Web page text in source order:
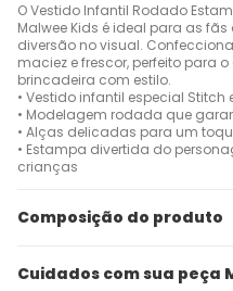
O Vestido Infantil Rodado
Malwee Kids é ideal para as
diversão no visual.
maciez e frescor, perfeito para
brincadeira com estilo.
• Vestido infantil especial
• Modelagem rodada que
• Alças delicadas para um
• Estampa divertida do
crianças
Composição do produto
Cuidados com sua peça